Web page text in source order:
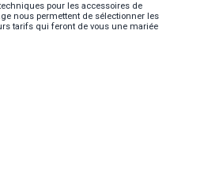
pour les accessoires de
nous permettent de sélectionner les
tarifs qui feront de vous une mariée